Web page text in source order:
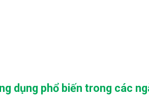
dụng phổ biến trong các